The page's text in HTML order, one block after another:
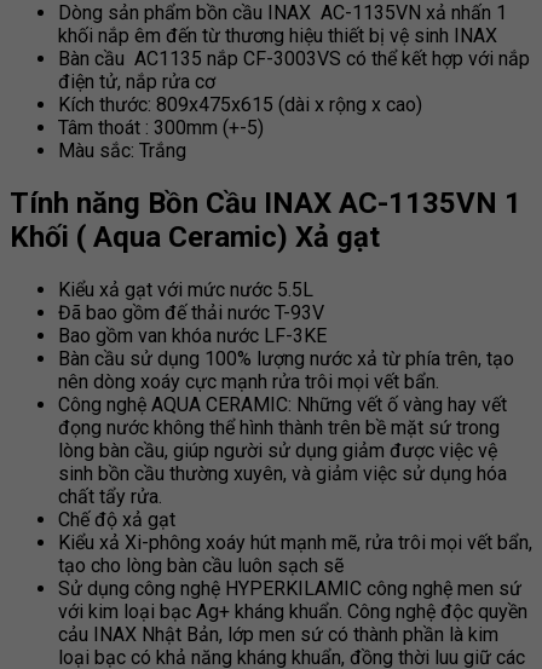
Dòng sản phẩm bồn cầu INAX AC-1135VN xả nhấn 1
khối nắp êm đến từ thương hiệu thiết bị vệ sinh INAX
Bàn cầu AC1135 nắp CF-3003VS có thể kết hợp với nắp
điện tử, nắp rửa cơ
Kích thước: 809x475x615 (dài x rộng x cao)
Tâm thoát : 300mm (+-5)
Màu sắc: Trắng
Tính năng Bồn Cầu INAX AC-1135VN 1
Khối ( Aqua Ceramic) Xả gạt
Kiểu xả gạt với mức nước 5.5L
Đã bao gồm đế thải nước T-93V
Bao gồm van khóa nước LF-3KE
Bàn cầu sử dụng 100% lượng nước xả từ phía trên, tạo
nên dòng xoáy cực mạnh rửa trôi mọi vết bẩn.
Công nghệ AQUA CERAMIC: Những vết ố vàng hay vết
đọng nước không thể hình thành trên bề mặt sứ trong
lòng bàn cầu, giúp người sử dụng giảm được việc vệ
sinh bồn cầu thường xuyên, và giảm việc sử dụng hóa
chất tẩy rửa.
Chế độ xả gạt
Kiểu xả Xi-phông xoáy hút mạnh mẽ, rửa trôi mọi vết bẩn,
tạo cho lòng bàn cầu luôn sạch sẽ
Sử dụng công nghệ HYPERKILAMIC công nghệ men sứ
với kim loại bạc Ag+ kháng khuẩn. Công nghệ độc quyền
cảu INAX Nhật Bản, lớp men sứ có thành phần là kim
loại bạc có khả năng kháng khuẩn, đồng thời luu giữ các